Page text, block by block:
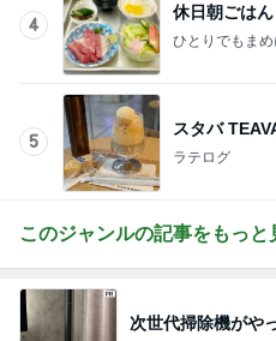
4
休日朝ごは
ひとりでもま
5
スタバ
ラテログ
このジャンルの記事をもっと
次世代掃除機がや